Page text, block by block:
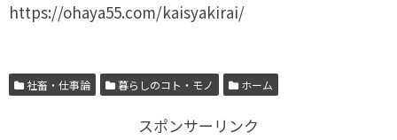
https://ohaya55.com/kaisyakirai/
社畜・仕事論 暮らしのコト・モノ ホーム
スポンサーリンク